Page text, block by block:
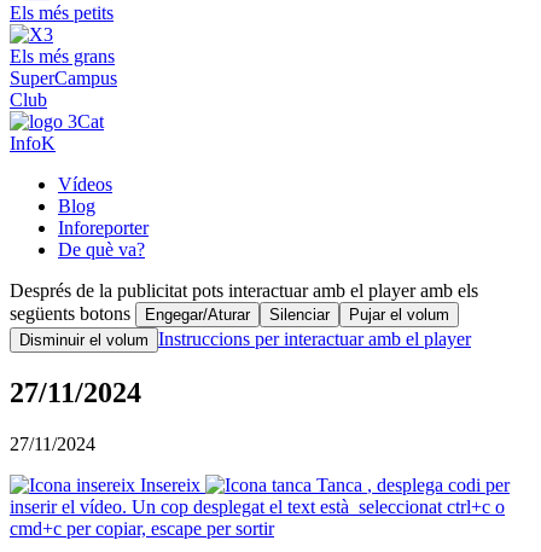
Els més petits
Els més grans
SuperCampus
Club
InfoK
Vídeos
Blog
Inforeporter
De què va?
Després de la publicitat pots interactuar amb el player amb els
següents botons
Engegar/Aturar Silenciar
Pujar el volum
Disminuir el volum Instruccions per interactuar amb el player
27/11/2024
27/11/2024
Insereix
Tanca , desplega codi per
inserir el vídeo. Un cop desplegat el text està seleccionat ctrl+c o
cmd+c per copiar, escape per sortir